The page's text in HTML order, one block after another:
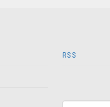
RSS